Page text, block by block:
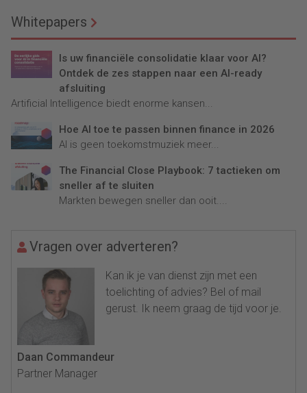
Whitepapers
Is uw financiële consolidatie klaar voor AI?
Ontdek de zes stappen naar een AI-ready
afsluiting
Artificial Intelligence biedt enorme kansen...
Hoe AI toe te passen binnen finance in 2026
AI is geen toekomstmuziek meer...
The Financial Close Playbook: 7 tactieken om
sneller af te sluiten
Markten bewegen sneller dan ooit....
Vragen over adverteren?
Kan ik je van dienst zijn met een
toelichting of advies? Bel of mail
gerust. Ik neem graag de tijd voor je.
Daan Commandeur
Partner Manager